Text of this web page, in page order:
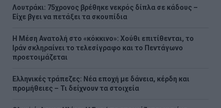
Λουτράκι: 75χρονος βρέθηκε νεκρός δίπλα σε κάδους –
Είχε βγει να πετάξει τα σκουπίδια
Η Μέση Ανατολή στο «κόκκινο»: Χούθι επιτίθενται, το
Ιράν σκληραίνει το τελεσίγραφο και το Πεντάγωνο
προετοιμάζεται
Ελληνικές τράπεζες: Νέα εποχή με δάνεια, κέρδη και
προμήθειες – Τι δείχνουν τα στοιχεία